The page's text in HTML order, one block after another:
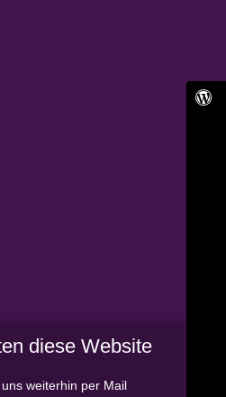
diese Website
weiterhin per Mail